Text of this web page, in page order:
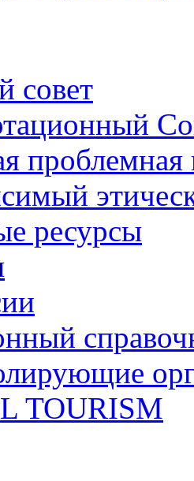
совет
проблемная
ресурсы
TOURISM